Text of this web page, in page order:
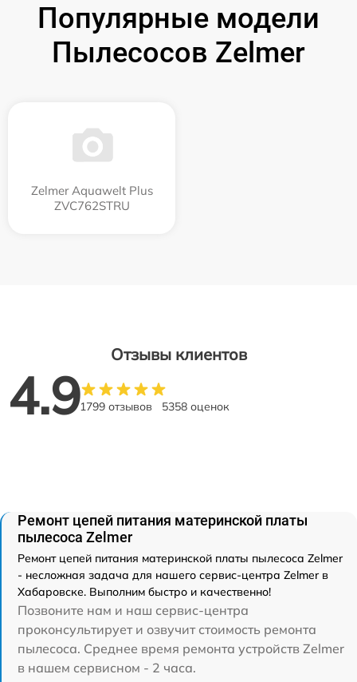
Популярные модели
Пылесосов Zelmer
Zelmer Aquawelt Plus
ZVC762STRU
Отзывы клиентов
4.91799 отзывов 5358 оценок
Ремонт цепей питания материнской платы
пылесоса Zelmer
Ремонт цепей питания материнской платы пылесоса Zelmer
- несложная задача для нашего сервис-центра Zelmer в
Хабаровске. Выполним быстро и качественно!
Позвоните нам и наш сервис-центра
проконсультирует и озвучит стоимость ремонта
пылесоса. Среднее время ремонта устройств Zelmer
в нашем сервисном - 2 часа.